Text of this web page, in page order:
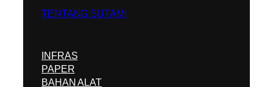
TENTANG SUTAMI
INFRAS
PAPER
BAHAN ALAT